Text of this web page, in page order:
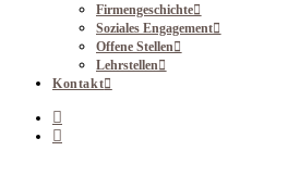
Firmengeschichte
Soziales Engagement
Offene Stellen
Lehrstellen
Kontakt